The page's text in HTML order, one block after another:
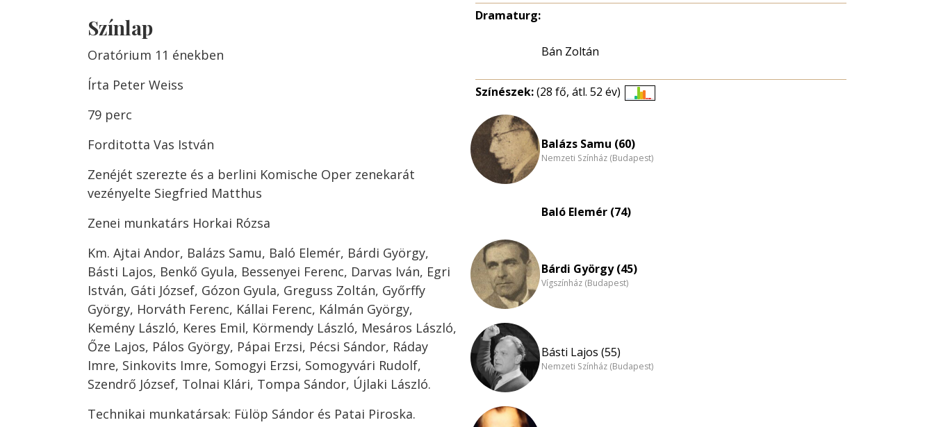
Színlap
Oratórium 11 énekben
Írta Peter Weiss
79 perc
Forditotta Vas István
Zenéjét szerezte és a berlini Komische Oper zenekarát
vezényelte Siegfried Matthus
Zenei munkatárs Horkai Rózsa
Km. Ajtai Andor, Balázs Samu, Baló Elemér, Bárdi György,
Básti Lajos, Benkő Gyula, Bessenyei Ferenc, Darvas Iván, Egri
István, Gáti József, Gózon Gyula, Greguss Zoltán, Győrffy
György, Horváth Ferenc, Kállai Ferenc, Kálmán György,
Kemény László, Keres Emil, Körmendy László, Mesáros László,
Őze Lajos, Pálos György, Pápai Erzsi, Pécsi Sándor, Ráday
Imre, Sinkovits Imre, Somogyi Erzsi, Somogyvári Rudolf,
Szendrő József, Tolnai Klári, Tompa Sándor, Újlaki László.
Technikai munkatársak: Fülöp Sándor és Patai Piroska.
Dramaturg:
Bán Zoltán
Színészek:(28 fő, átl. 52 év)
Életkori
Balázs Samu (60)
Nemzeti Színház (Budapest)
Baló Elemér (74)
Bárdi György (45)
Vígszínház (Budapest)
Básti Lajos (55)
Nemzeti Színház (Budapest)